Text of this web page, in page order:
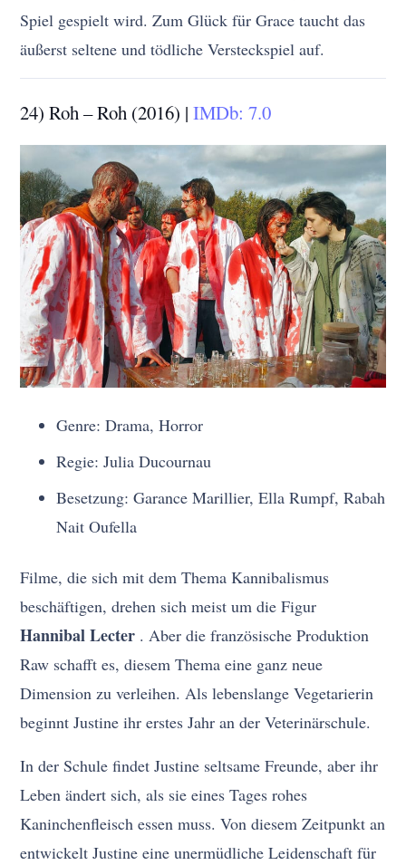
Spiel gespielt wird. Zum Glück für Grace taucht das
äußerst seltene und tödliche Versteckspiel auf.
24) Roh – Roh (2016) |IMDb: 7.0
Genre: Drama, Horror
Regie: Julia Ducournau
Besetzung: Garance Marillier, Ella Rumpf, Rabah
Nait Oufella
Filme, die sich mit dem Thema Kannibalismus
beschäftigen, drehen sich meist um die Figur
Hannibal Lecter . Aber die französische Produktion
Raw schafft es, diesem Thema eine ganz neue
Dimension zu verleihen. Als lebenslange Vegetarierin
beginnt Justine ihr erstes Jahr an der Veterinärschule.
In der Schule findet Justine seltsame Freunde, aber ihr
Leben ändert sich, als sie eines Tages rohes
Kaninchenfleisch essen muss. Von diesem Zeitpunkt an
entwickelt Justine eine unermüdliche Leidenschaft für